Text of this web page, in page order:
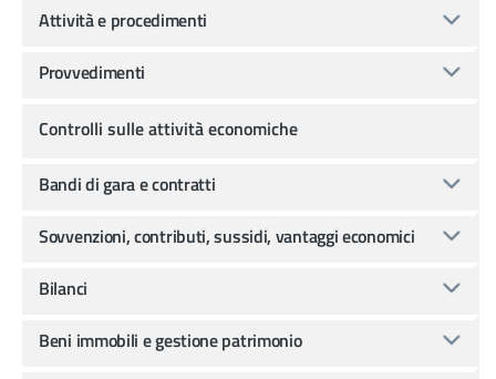
Attività e procedimenti
Provvedimenti
Controlli sulle attività economiche
Bandi di gara e contratti
Sovvenzioni, contributi, sussidi, vantaggi economici
Bilanci
Beni immobili e gestione patrimonio